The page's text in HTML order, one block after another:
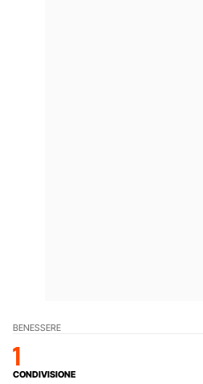
BENESSERE
1
CONDIVISIONE